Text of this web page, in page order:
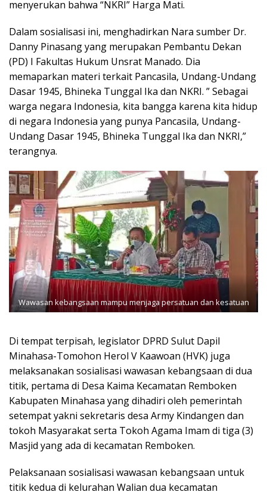
menyerukan bahwa “NKRI” Harga Mati.
Dalam sosialisasi ini, menghadirkan Nara sumber Dr.
Danny Pinasang yang merupakan Pembantu Dekan
(PD) I Fakultas Hukum Unsrat Manado. Dia
memaparkan materi terkait Pancasila, Undang-Undang
Dasar 1945, Bhineka Tunggal Ika dan NKRI. ” Sebagai
warga negara Indonesia, kita bangga karena kita hidup
di negara Indonesia yang punya Pancasila, Undang-
Undang Dasar 1945, Bhineka Tunggal Ika dan NKRI,”
terangnya.
Wawasan kebangsaan mampu menjaga persatuan dan kesatuan
Di tempat terpisah, legislator DPRD Sulut Dapil
Minahasa-Tomohon Herol V Kaawoan (HVK) juga
melaksanakan sosialisasi wawasan kebangsaan di dua
titik, pertama di Desa Kaima Kecamatan Remboken
Kabupaten Minahasa yang dihadiri oleh pemerintah
setempat yakni sekretaris desa Army Kindangen dan
tokoh Masyarakat serta Tokoh Agama Imam di tiga (3)
Masjid yang ada di kecamatan Remboken.
Pelaksanaan sosialisasi wawasan kebangsaan untuk
titik kedua di kelurahan Walian dua kecamatan